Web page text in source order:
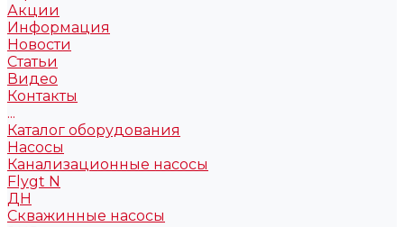
Акции
Информация
Новости
Статьи
Видео
Контакты
...
Каталог оборудования
Насосы
Канализационные насосы
Flygt N
ДН
Скважинные насосы